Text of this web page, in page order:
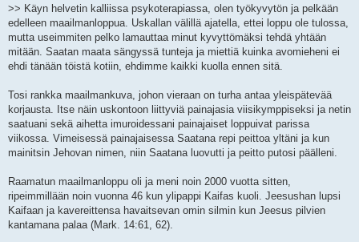
e
t
i
>> Käyn helvetin kalliissa psykoterapiassa, olen työkyvytön ja pelkään
edelleen maailmanloppua. Uskallan välillä ajatella, ettei loppu ole tulossa,
mutta useimmiten pelko lamauttaa minut kyvyttömäksi tehdä yhtään
mitään. Saatan maata sängyssä tunteja ja miettiä kuinka avomieheni ei
ehdi tänään töistä kotiin, ehdimme kaikki kuolla ennen sitä.
Tosi rankka maailmankuva, johon vieraan on turha antaa yleispätevää
korjausta. Itse näin uskontoon liittyviä painajasia viisikymppiseksi ja netin
saatuani sekä aihetta imuroidessani painajaiset loppuivat parissa
viikossa. Vimeisessä painajaisessa Saatana repi peittoa yltäni ja kun
mainitsin Jehovan nimen, niin Saatana luovutti ja peitto putosi päälleni.
Raamatun maailmanloppu oli ja meni noin 2000 vuotta sitten,
ripeimmillään noin vuonna 46 kun ylipappi Kaifas kuoli. Jeesushan lupsi
Kaifaan ja kavereittensa havaitsevan omin silmin kun Jeesus pilvien
kantamana palaa (Mark. 14:61, 62).